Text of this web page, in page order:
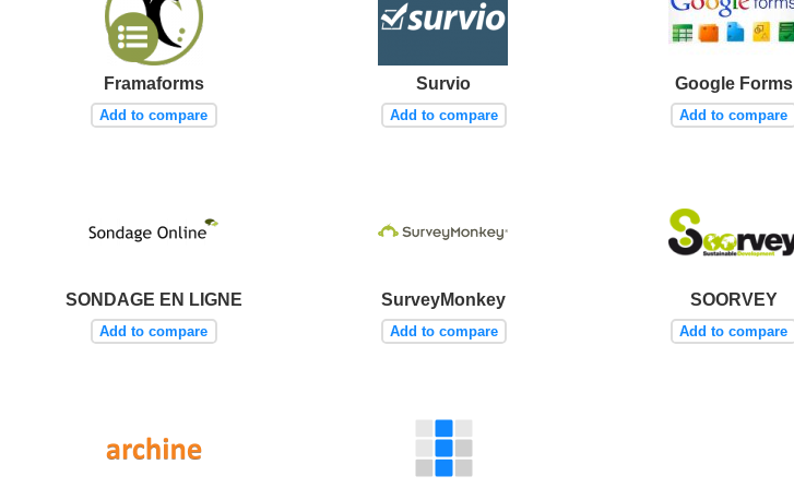
Framaforms
Add to compare
Survio
Add to compare
Google Forms
Add to compare
SONDAGE EN LIGNE
Add to compare
SurveyMonkey
Add to compare
SOORVEY
Add to compare